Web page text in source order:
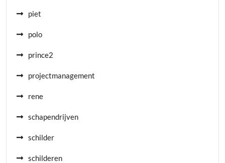
piet
polo
prince2
projectmanagement
rene
schapendrijven
schilder
schilderen